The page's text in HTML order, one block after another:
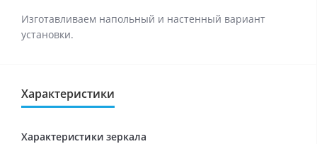
Изготавливаем напольный и настенный вариант
установки.
Характеристики
Характеристики зеркала